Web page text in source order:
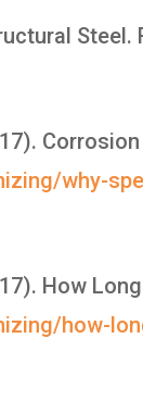
why-
How
how-